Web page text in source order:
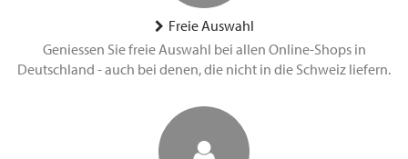
Freie Auswahl
Geniessen Sie freie Auswahl bei allen Online-Shops in
Deutschland - auch bei denen, die nicht in die Schweiz liefern.